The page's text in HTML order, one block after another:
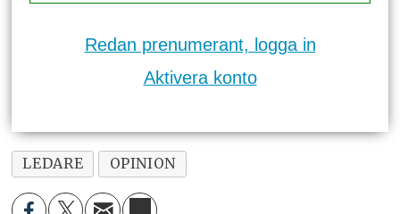
Redan prenumerant, logga in
Aktivera konto
LEDARE OPINION